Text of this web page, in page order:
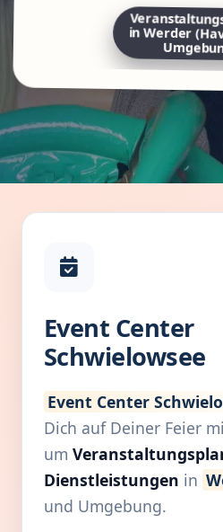
in Werder
Event Center
Schwielowsee
Event Center
Dich auf Deiner Feier
um
Dienstleistungen in
und Umgebung.